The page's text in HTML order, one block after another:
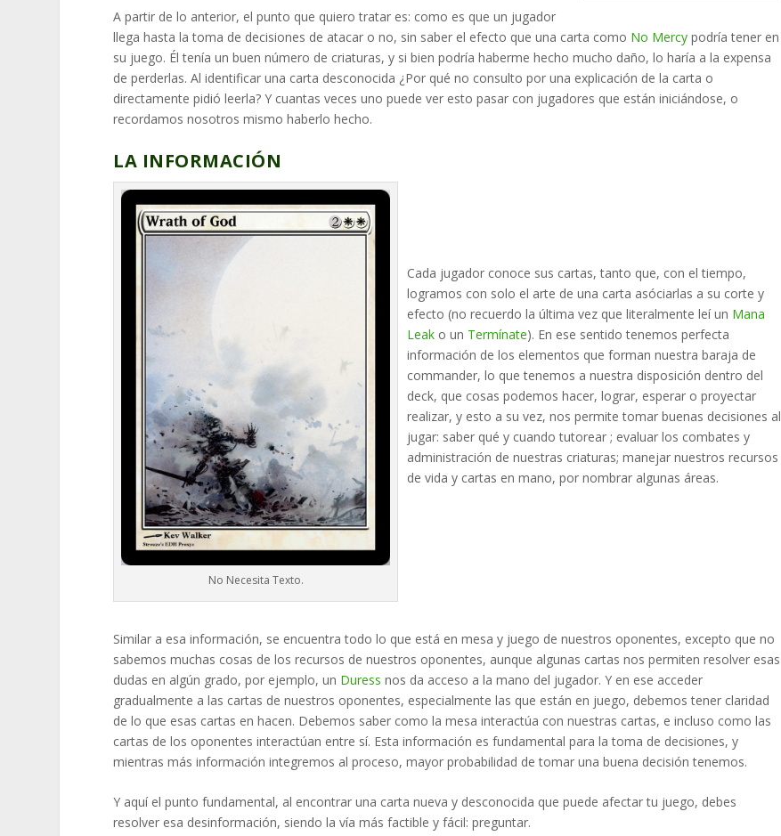
A partir de lo anterior, el punto que quiero tratar es: como es que un jugador
llega hasta la toma de decisiones de atacar o no, sin saber el efecto que una carta como No Mercy podría tener en
su juego. Él tenía un buen número de criaturas, y si bien podría haberme hecho mucho daño, lo haría a la expensa
de perderlas. Al identificar una carta desconocida ¿Por qué no consulto por una explicación de la carta o
directamente pidió leerla? Y cuantas veces uno puede ver esto pasar con jugadores que están iniciándose, o
recordamos nosotros mismo haberlo hecho.
LA INFORMACIÓN
No Necesita Texto.
Cada jugador conoce sus cartas, tanto que, con el tiempo,
logramos con solo el arte de una carta asóciarlas a su corte y
efecto (no recuerdo la última vez que literalmente leí un Mana
Leak o un Termínate). En ese sentido tenemos perfecta
información de los elementos que forman nuestra baraja de
commander, lo que tenemos a nuestra disposición dentro del
deck, que cosas podemos hacer, lograr, esperar o proyectar
realizar, y esto a su vez, nos permite tomar buenas decisiones al
jugar: saber qué y cuando tutorear ; evaluar los combates y
administración de nuestras criaturas; manejar nuestros recursos
de vida y cartas en mano, por nombrar algunas áreas.
Similar a esa información, se encuentra todo lo que está en mesa y juego de nuestros oponentes, excepto que no
sabemos muchas cosas de los recursos de nuestros oponentes, aunque algunas cartas nos permiten resolver esas
dudas en algún grado, por ejemplo, un Duress nos da acceso a la mano del jugador. Y en ese acceder
gradualmente a las cartas de nuestros oponentes, especialmente las que están en juego, debemos tener claridad
de lo que esas cartas en hacen. Debemos saber como la mesa interactúa con nuestras cartas, e incluso como las
cartas de los oponentes interactúan entre sí. Esta información es fundamental para la toma de decisiones, y
mientras más información integremos al proceso, mayor probabilidad de tomar una buena decisión tenemos.
Y aquí el punto fundamental, al encontrar una carta nueva y desconocida que puede afectar tu juego, debes
resolver esa desinformación, siendo la vía más factible y fácil: preguntar.